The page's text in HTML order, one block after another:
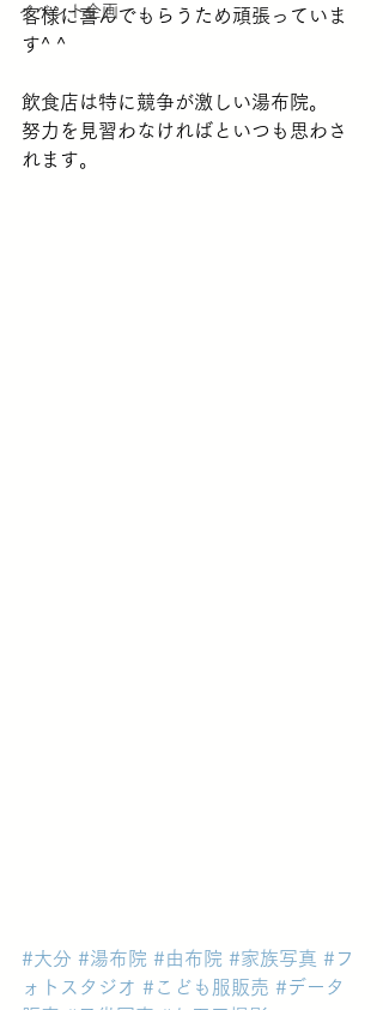
イベント企画
客様に喜んでもらうため頑張っていま
す^ ^
飲食店は特に競争が激しい湯布院。
努力を見習わなければといつも思わさ
れます。
#大分 #湯布院 #由布院 #家族写真 #フ
ォトスタジオ #こども服販売 #データ